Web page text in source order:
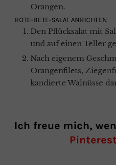
Orangen.
ROTE-BETE-SALAT ANRICHTEN
Den Pflücksalat mit Salatdressing vermischen
und auf einen Teller
Nach eigenem Geschmack Rote Bete,
Orangenfilets,
kandierte Walnüsse
Ich freue mich,
Pinterest